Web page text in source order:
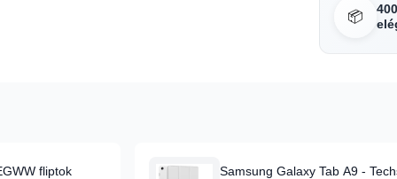
📦
fliptok
Samsung Galaxy Tab A9 -